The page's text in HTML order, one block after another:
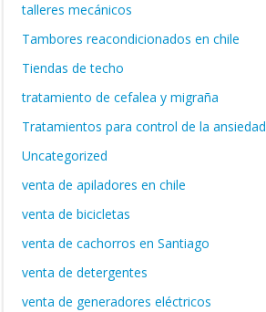
talleres mecánicos
Tambores reacondicionados en chile
Tiendas de techo
tratamiento de cefalea y migraña
Tratamientos para control de la ansiedad
Uncategorized
venta de apiladores en chile
venta de bicicletas
venta de cachorros en Santiago
venta de detergentes
venta de generadores eléctricos